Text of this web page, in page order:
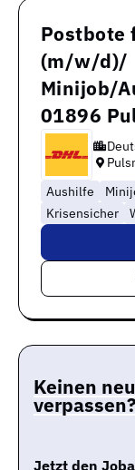
Postbote
(m/w/d)/
Minijob/
01896
Aushilfe
Krisensicher
Keinen
Jetzt den